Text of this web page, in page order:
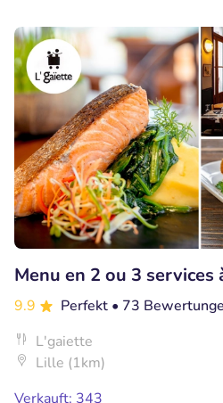
Menu en 2 ou 3 services
9.9 Perfekt • 73
L'gaiette
Lille (1km)
Verkauft: 343